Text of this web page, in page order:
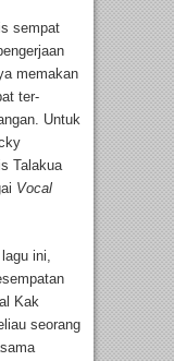
sempat
memakan
ter-
Untuk
Talakua
Vocal
ini,
Kak
seorang